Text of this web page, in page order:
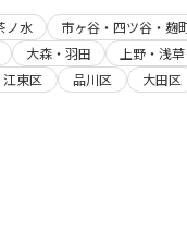
ノ水 市ヶ谷・四ツ谷・麹
大森・羽田 上野・浅
江東区 品川区 大田区